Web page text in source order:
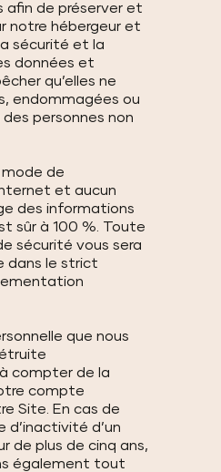
afin de préserver et
notre hébergeur et
sécurité et la
données et
qu’elles ne
endommagées ou
personnes non
de
et aucun
des informations
sûr à 100 %. Toute
sécurité vous sera
dans le strict
que nous
compter de la
compte
Site. En cas de
d’inactivité d’un
de plus de cinq ans,
également tout